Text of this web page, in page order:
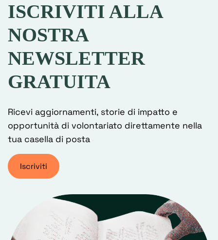
ISCRIVITI ALLA
NOSTRA
NEWSLETTER
GRATUITA
Ricevi aggiornamenti, storie di impatto e
opportunità di volontariato direttamente nella
tua casella di posta
Iscriviti